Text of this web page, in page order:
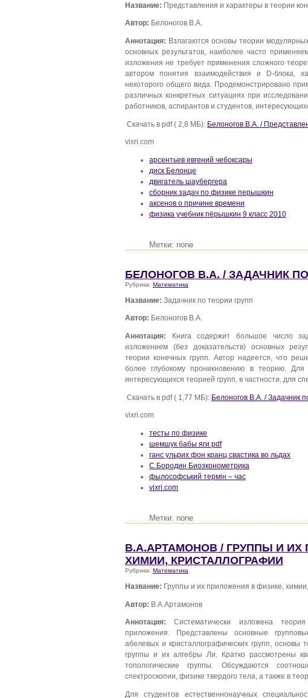
Название: Представления и характеры в теории
Автор: Белоногов В.А.
Аннотация: Bзлагаются основы теории
основных результатов, наиболее часто
изложения не требует применения сложного
автором понятия взаимодействия и D-блока,
некоторого общего вида. Продемонстрировано
различных конкретных ситуациях при
работников, аспирантов и студентов,
Скачать в pdf ( 2,8 МБ): Белоногов В.А. /
vixri.com
арсентьев евгений чебоксары
диск Белонце
двигатель шаубергера
сборник задач по физике перышкин
аксенов о причине времени
физика учебник пёрышкин 9 класс 2010
Метки: none
БЕЛОНОГОВ В.А. / ЗАДАЧНИК
Рубрика: Математика
Название: Задачник по теории групп
Автор: Белоногов В.А.
Аннотация: Книга содержит большое число
изложением (без доказательств) основных
теории конечных групп. Автор надеется, что
более глубокому проникновению в теорию. Для
интересующихся теорией групп, в частности, для
Скачать в pdf ( 1,77 МБ): Белоногов В.А. / Задачник
vixri.com
тесты по физике
шемшук бабы яги pdf
ганс ульрих фон кранц свастика во льдах
С.Бородин Биозконометрика
фылософський термін – час
vixri.com
Метки: none
В.А.АРТАМОНОВ / ГРУППЫ И
ХИМИИ, КРИСТАЛЛОГРАФИИ
Рубрика: Математика
Название: Группы и их приложения в физике,
Автор: В.А.Артамонов
Аннотация: Систематически изложена
приложения. Представлены основные
абелевых и кристаллографических групп, основы
группы и их алгебры Ли. Кратко рассмотрены
топологические группы. Обсуждаются
спектроскопии, физике твердого тела, а также в
Для студентов естественнонаучных